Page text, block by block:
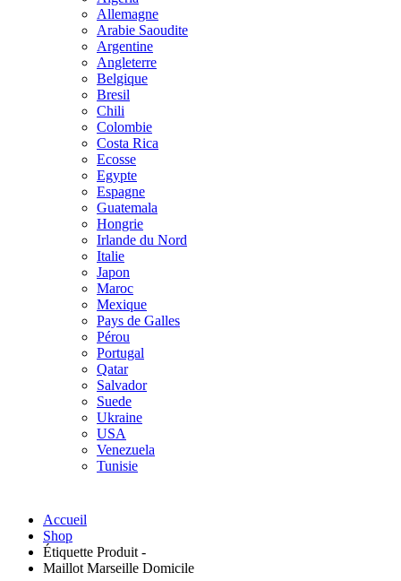
Allemagne
Arabie Saoudite
Argentine
Angleterre
Belgique
Bresil
Chili
Colombie
Costa Rica
Ecosse
Egypte
Espagne
Guatemala
Hongrie
Irlande du Nord
Italie
Japon
Maroc
Mexique
Pays de Galles
Pérou
Portugal
Qatar
Salvador
Suede
Ukraine
USA
Venezuela
Tunisie
Accueil
Shop
Étiquette Produit -
Maillot Marseille Domicile